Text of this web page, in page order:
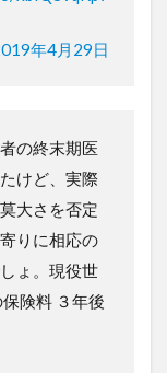
年4月29日
の終末期医
けど、実際
大さを否定
りに相応の
ょ。現役世
険料 ３年後